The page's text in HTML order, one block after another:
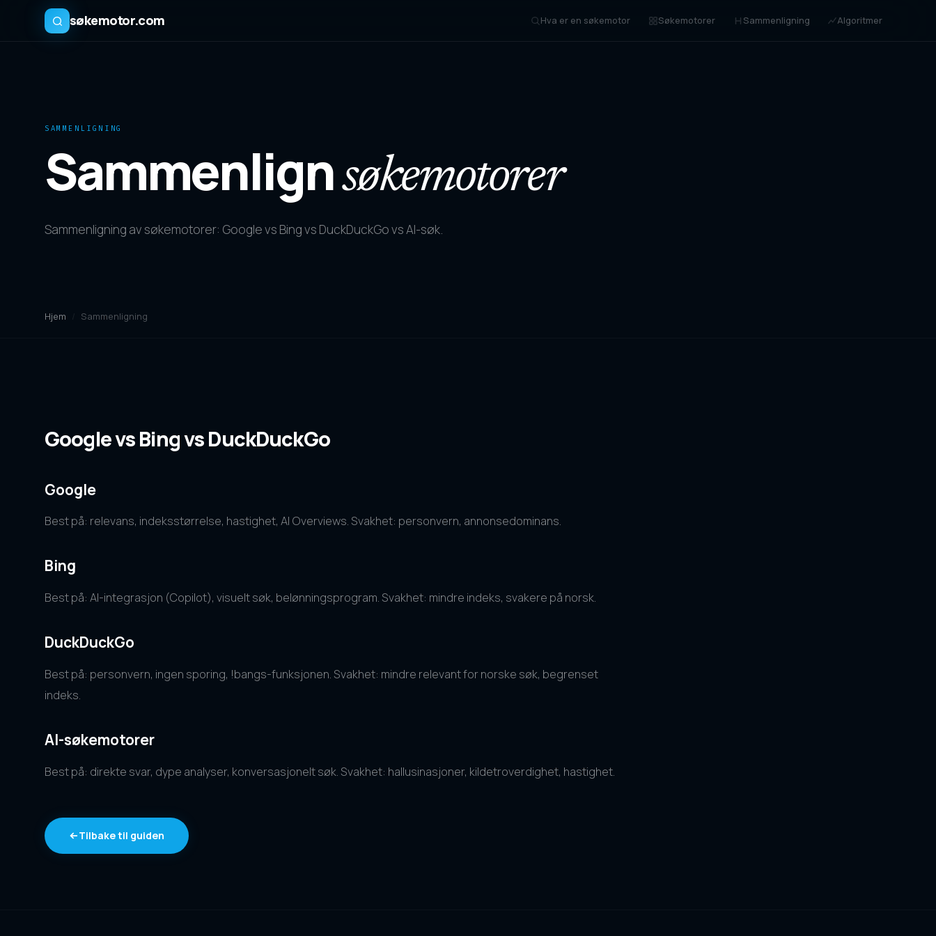
søkemotor.com Hva er en søkemotor Søkemotorer Sammenligning Algoritmer
SAMMENLIGNING
Sammenlignsøkemotorer
Sammenligning av søkemotorer: Google vs Bing vs DuckDuckGo vs AI-søk.
Hjem Sammenligning
Google vs Bing vs DuckDuckGo
Google
Best på: relevans, indeksstørrelse, hastighet, AI Overviews. Svakhet: personvern, annonsedominans.
Bing
Best på: AI-integrasjon (Copilot), visuelt søk, belønningsprogram. Svakhet: mindre indeks, svakere på norsk.
DuckDuckGo
Best på: personvern, ingen sporing, !bangs-funksjonen. Svakhet: mindre relevant for norske søk, begrenset
indeks.
AI-søkemotorer
Best på: direkte svar, dype analyser, konversasjonelt søk. Svakhet: hallusinasjoner, kildetroverdighet, hastighet.
Tilbake til guiden